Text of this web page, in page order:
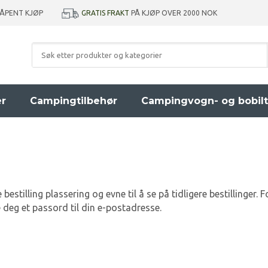
KJØP GRATIS FRAKT PÅ KJØP OVER 2000 NOK
Campingtilbehør Campingvogn- og
plassering og evne til å se på tidligere bestillinger.
et passord til din e-postadresse.